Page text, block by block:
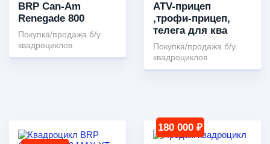
BRP Can-Am
Renegade 800
Покупка/продажа б/у
квадроциклов
ATV-прицеп
,трофи-прицеп,
телега для ква
Покупка/продажа б/у
квадроциклов
180 000 ₽